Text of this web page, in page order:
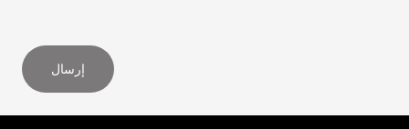
إرسال